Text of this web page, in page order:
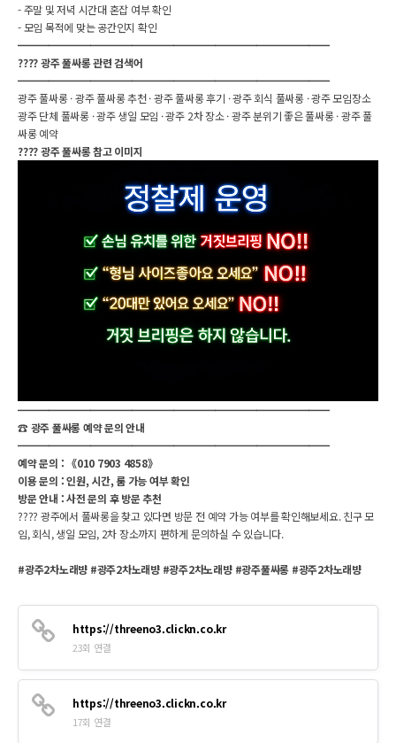
- 주말 및 저녁 시간대 혼잡 여부 확인
- 모임 목적에 맞는 공간인지 확인
━━━━━━━━━━━━━━━━━━━━━━━━━━━━━━
???? 광주 풀싸롱 관련 검색어
━━━━━━━━━━━━━━━━━━━━━━━━━━━━━━
광주 풀싸롱 · 광주 풀싸롱 추천 · 광주 풀싸롱 후기 · 광주 회식 풀싸롱 · 광주 모임장소
광주 단체 풀싸롱 · 광주 생일 모임 · 광주 2차 장소 · 광주 분위기 좋은 풀싸롱 · 광주 풀
싸롱 예약
???? 광주 풀싸롱 참고 이미지
━━━━━━━━━━━━━━━━━━━━━━━━━━━━━━
☎️ 광주 풀싸롱 예약 문의 안내
━━━━━━━━━━━━━━━━━━━━━━━━━━━━━━
예약 문의 : 《010 7903 4858》
이용 문의 : 인원, 시간, 룸 가능 여부 확인
방문 안내 : 사전 문의 후 방문 추천
???? 광주에서 풀싸롱을 찾고 있다면 방문 전 예약 가능 여부를 확인해보세요. 친구 모
임, 회식, 생일 모임, 2차 장소까지 편하게 문의하실 수 있습니다.
#광주2차노래뱡 #광주2차노래뱡 #광주2차노래뱡 #광주풀싸롱 #광주2차노래뱡
https://threeno3.clickn.co.kr
23회 연결
https://threeno3.clickn.co.kr
17회 연결